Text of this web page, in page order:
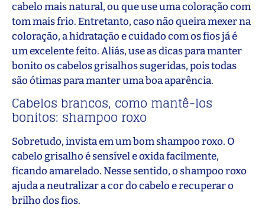
cabelo mais natural, ou que use uma coloração com
tom mais frio. Entretanto, caso não queira mexer na
coloração, a hidratação e cuidado com os fios já é
um excelente feito. Aliás, use as dicas para manter
bonito os cabelos grisalhos sugeridas, pois todas
são ótimas para manter uma boa aparência.
Cabelos brancos, como mantê-los
bonitos: shampoo roxo
Sobretudo, invista em um bom shampoo roxo. O
cabelo grisalho é sensível e oxida facilmente,
ficando amarelado. Nesse sentido, o shampoo roxo
ajuda a neutralizar a cor do cabelo e recuperar o
brilho dos fios.